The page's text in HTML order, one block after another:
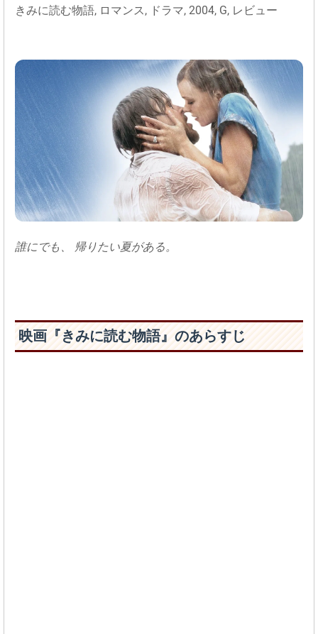
きみに読む物語, ロマンス, ドラマ, 2004, G, レビュー
誰にでも、 帰りたい夏がある。
映画『きみに読む物語』のあらすじ